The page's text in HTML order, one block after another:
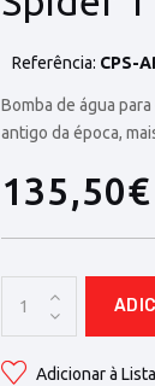
Referência: CPS-
Bomba de água
antigo da época,
135,50€
Adicionar à